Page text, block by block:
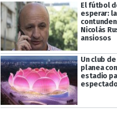
El fútbol
esperar: la
Nicolás
ansiosos
Un club de
planea
estadio